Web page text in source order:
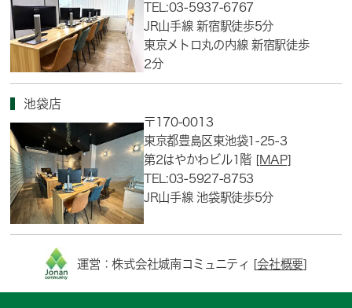
TEL:03-5937-6767
JR山手線 新宿駅徒歩5分
東京メトロ丸の内線 新宿駅徒歩
2分
池袋店
〒170-0013
東京都豊島区東池袋1-25-3
第2はやかわビル1階 [MAP]
TEL:03-5927-8753
JR山手線 池袋駅徒歩5分
運営：株式会社城南コミュニティ [会社概要]